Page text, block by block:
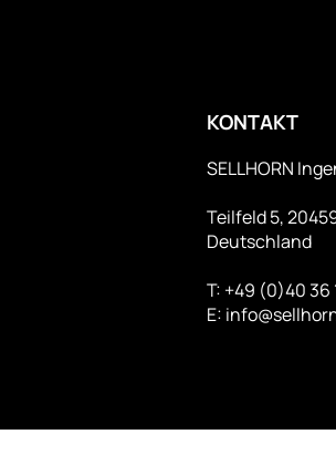
KONTAKT
SELLHORN
Teilfeld 5,
Deutschland
T: +49 (0)40 36
E: